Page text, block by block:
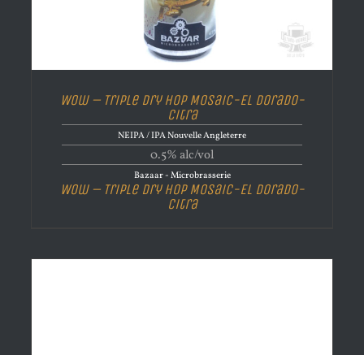
Wow – Triple Dry Hop Mosaic-El Dorado-
Citra
NEIPA / IPA Nouvelle Angleterre
0.5% alc/vol
Bazaar - Microbrasserie
Wow – Triple Dry Hop Mosaic-El Dorado-
Citra